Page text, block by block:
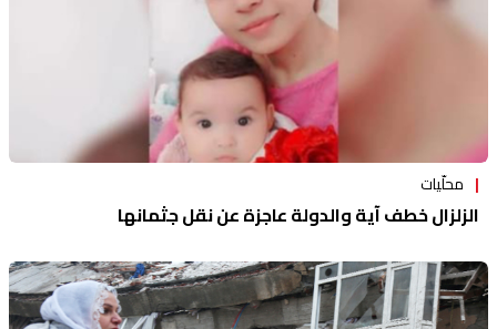
محلّيات
الزلزال خطف آية والدولة عاجزة عن نقل جثمانها